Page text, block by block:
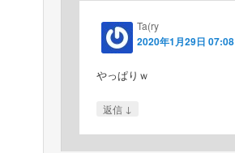
Ta(ry
2020年1月29日 07:08
やっぱりｗ
返信 ↓